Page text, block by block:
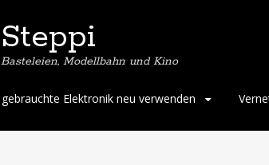
Steppi
Basteleien, Modellbahn und Kino
Skip
content
gebrauchte Elektronik neu verwenden